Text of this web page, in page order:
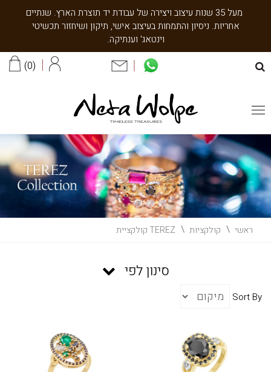
מעל 35 שנות עיצוב ויצירה של עבודת יד תוצרת הארץ. שנתיים
אחריות. ניסיון והתמחות בעיצוב אישי, תיקון ושיחזור תכשיטי
וינטאג' וענתיקה.
0
ראשי קולקציות TEREZ קולקציית
Sort By
סינון לפי